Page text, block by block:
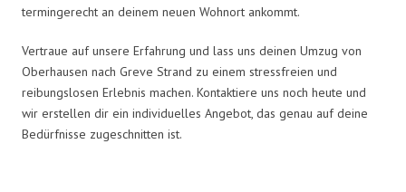
termingerecht an deinem neuen Wohnort ankommt.
Vertraue auf unsere Erfahrung und lass uns deinen Umzug von
Oberhausen nach Greve Strand zu einem stressfreien und
reibungslosen Erlebnis machen. Kontaktiere uns noch heute und
wir erstellen dir ein individuelles Angebot, das genau auf deine
Bedürfnisse zugeschnitten ist.